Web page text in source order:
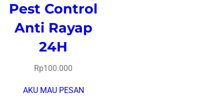
Pest Control
Anti Rayap
24H
Rp100.000
AKU MAU PESAN